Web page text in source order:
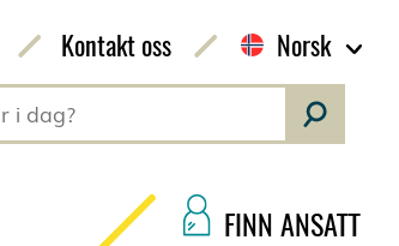
Kontakt oss Norsk
FINN ANSATT